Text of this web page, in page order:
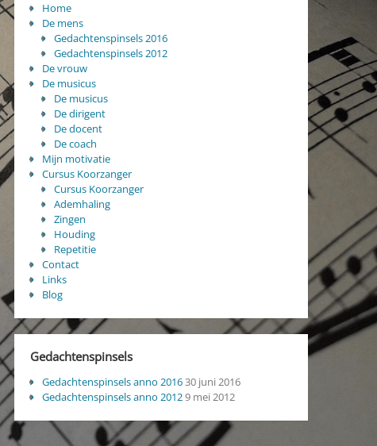
Home
De mens
Gedachtenspinsels 2016
Gedachtenspinsels 2012
De vrouw
De musicus
De musicus
De dirigent
De docent
De coach
Mijn motivatie
Cursus Koorzanger
Cursus Koorzanger
Ademhaling
Zingen
Houding
Repetitie
Contact
Links
Blog
Gedachtenspinsels
Gedachtenspinsels anno 201630 juni 2016
Gedachtenspinsels anno 20129 mei 2012